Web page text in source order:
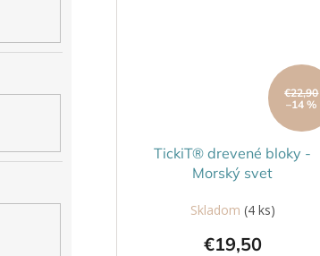
€22,90
–14 %
TickiT® drevené bloky -
Morský svet
Skladom (4 ks)
€19,50